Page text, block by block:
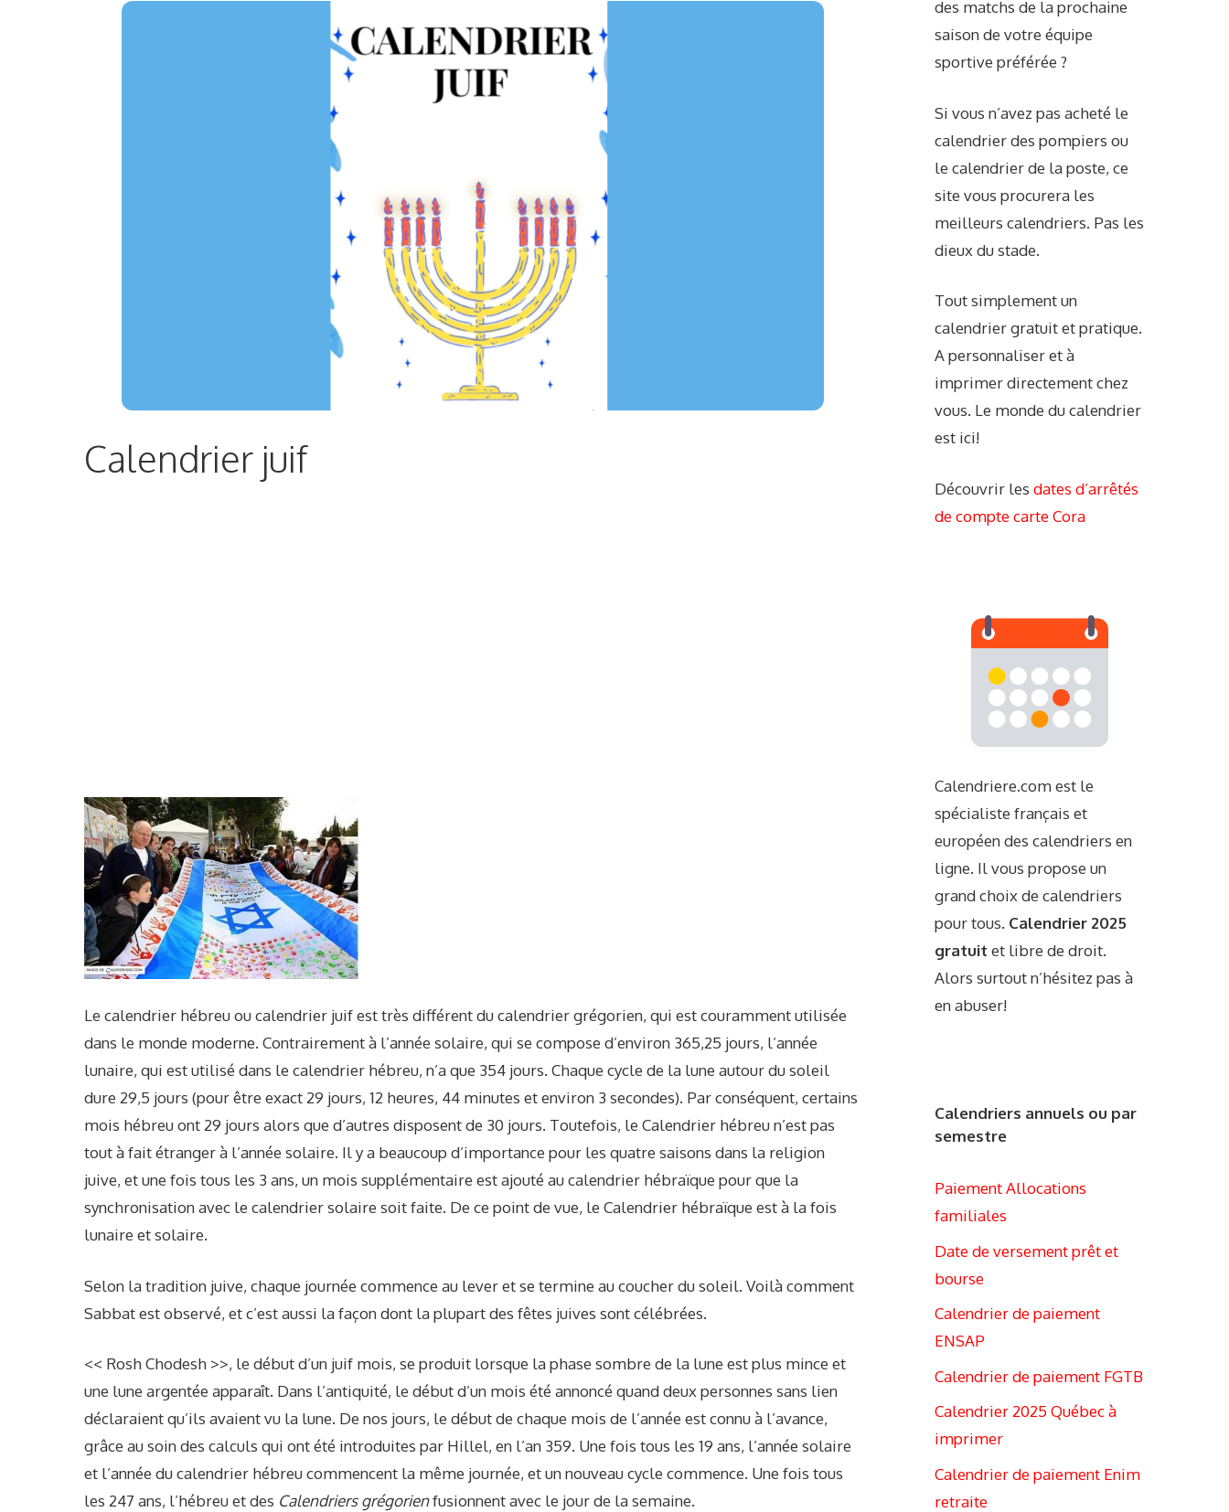
Calendrier juif
Le calendrier hébreuou calendrier juif est très différent du calendrier grégorien, qui est couramment utilisée
dans le monde moderne. Contrairement à l’année solaire, qui se compose d’environ 365,25 jours, l’année
lunaire, qui est utilisé dans le calendrier hébreu, n’a que 354 jours. Chaque cycle de la lune autour du soleil
dure 29,5 jours (pour être exact 29 jours, 12 heures, 44 minutes et environ 3 secondes). Par conséquent, certains
mois hébreu ont 29 jours alors que d’autres disposent de 30 jours. Toutefois, le Calendrier hébreu n’est pas
tout à fait étranger à l’année solaire. Il y a beaucoup d’importance pour les quatre saisons dans la religion
juive, et une fois tous les 3 ans, un mois supplémentaire est ajouté au calendrier hébraïque pour que la
synchronisation avec le calendrier solaire soit faite. De ce point de vue, le Calendrier hébraïque est à la fois
lunaire et solaire.
Selon la tradition juive, chaque journée commence au lever et se termine au coucher du soleil. Voilà comment
Sabbat est observé, et c’est aussi la façon dont la plupart des fêtes juives sont célébrées.
<< Rosh Chodesh >>, le début d’un juif mois, se produit lorsque la phase sombre de la lune est plus mince et
une lune argentée apparaît. Dans l’antiquité, le début d’un mois été annoncé quand deux personnes sans lien
déclaraient qu’ils avaient vu la lune. De nos jours, le début de chaque mois de l’année est connu à l’avance,
grâce au soin des calculs qui ont été introduites par Hillel, en l’an 359. Une fois tous les 19 ans, l’année solaire
et l’année du calendrier hébreu commencent la même journée, et un nouveau cycle commence. Une fois tous
les 247 ans, l’hébreu et des Calendriers grégorienfusionnent avec le jour de la semaine.
des matchs de la prochaine
saison de votre équipe
sportive préférée ?
Si vous n’avez pas acheté le
calendrier des pompiers ou
le calendrier de la poste, ce
site vous procurera les
meilleurs calendriers. Pas les
dieux du stade.
Tout simplement un
calendrier gratuit et pratique.
A personnaliser et à
imprimer directement chez
vous. Le monde du calendrier
est ici!
Découvrir les dates d’arrêtés
de compte carte Cora
Calendriere.com est le
spécialiste français et
européen des calendriers en
ligne. Il vous propose un
grand choix de calendriers
pour tous. Calendrier 2025
gratuit et libre de droit.
Alors surtout n’hésitez pas à
en abuser!
Calendriers annuels ou par
semestre
Paiement Allocations
familiales
Date de versement prêt et
bourse
Calendrier de paiement
ENSAP
Calendrier de paiement FGTB
Calendrier 2025 Québec à
imprimer
Calendrier de paiement Enim
retraite